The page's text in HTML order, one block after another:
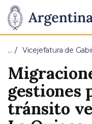
Presidencia
de
la
Nación
Pasar al contenido
… Vicejefatura de
gestiones
tránsito